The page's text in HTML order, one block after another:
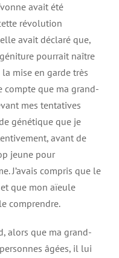
avait été
révolution
avait déclaré que,
pourrait naître
la mise en garde très
compte que ma grand-
mes tentatives
génétique que je
avant de
jeune pour
J’avais compris que le
que mon aïeule
comprendre.
alors que ma grand-
âgées, il lui